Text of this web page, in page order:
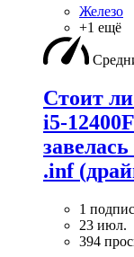
Железо
+1 ещё
Стоит
i5-
.inf
1
23 июл.
394